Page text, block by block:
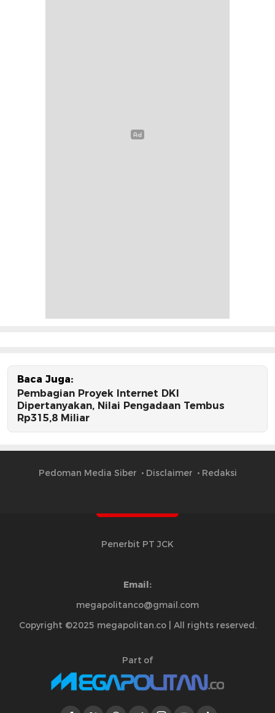
Baca Juga:
Pembagian Proyek Internet DKI
Dipertanyakan, Nilai Pengadaan Tembus
Rp315,8 Miliar
Pedoman Media Siber Disclaimer Redaksi
Penerbit PT JCK
Email:
megapolitanco@gmail.com
Copyright ©2025 megapolitan.co | All rights reserved.
Part of